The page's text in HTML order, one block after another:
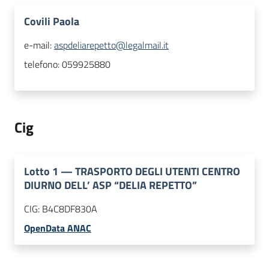
Covili Paola
e-mail:aspdeliarepetto@legalmail.it
telefono:059925880
Cig
Lotto 1 —TRASPORTO DEGLI UTENTI CENTRO
DIURNO DELL’ ASP “DELIA REPETTO”
CIG: B4C8DF830A
OpenData ANAC